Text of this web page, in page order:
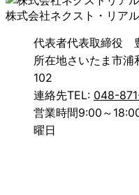
株式会社ネクスト・リア
代表者代表取締役
所在地さいたま市
102
連絡先TEL: 048-
営業時間9:00～
曜日